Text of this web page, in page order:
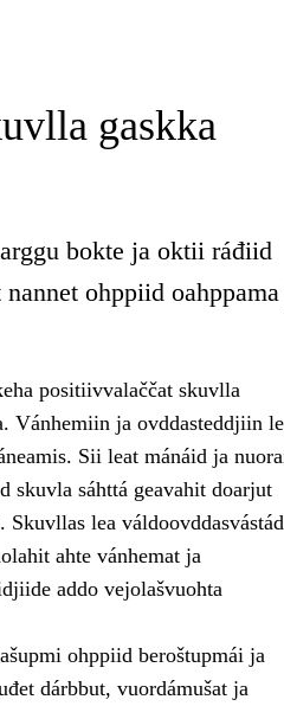
gaskka
bokte ja oktii ráđiid
ohppiid
positiivvalaččat skuvlla
Vánhemiin ja ovddasteddjiin
Sii leat mánáid ja
skuvla sáhttá geavahit doarjut
Skuvllas lea
ahte vánhemat ja
addo vejolašvuohta
ohppiid beroštupmái ja
dárbbut, vuordámušat ja